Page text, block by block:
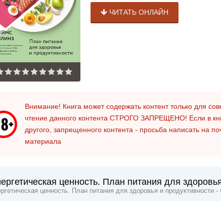
ЧИТАТЬ ОНЛАЙН
Внимание! Книга может содержать контент только для
чтение данного контента СТРОГО ЗАПРЕЩЕНО! Если в
другого, запрещенного контента - просьба написать на
материала
ценность. План питания для
ценность. План питания для здоровья и продуктивности